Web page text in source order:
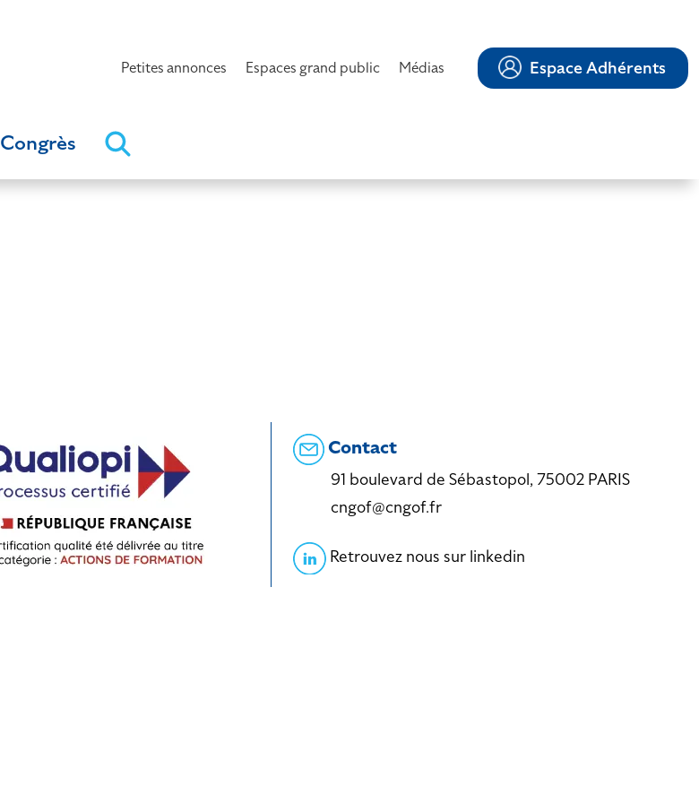
Petites annonces Espaces grand public Médias Espace Adhérents
Congrès
Contact
91 boulevard de Sébastopol, 75002 PARIS
cngof@cngof.fr
Retrouvez nous sur linkedin